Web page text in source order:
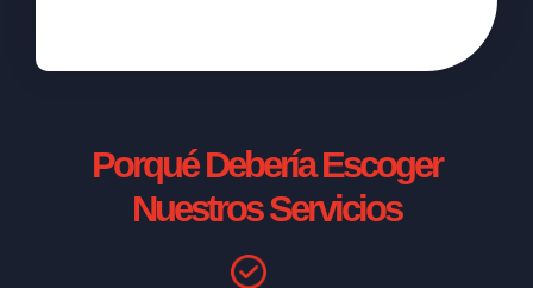
Porqué Debería Escoger
Nuestros Servicios